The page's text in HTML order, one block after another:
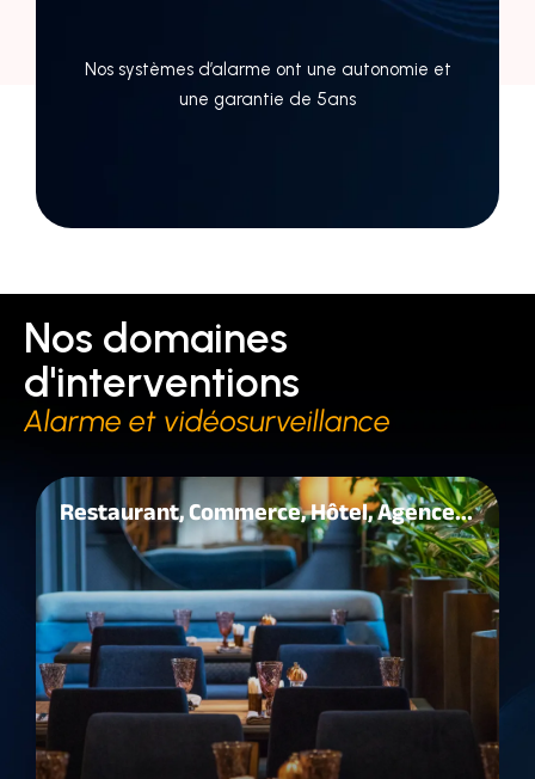
Nos systèmes d’alarme ont une autonomie et
une garantie de 5ans
Nos domaines
d'interventions
Alarme et vidéosurveillance
Restaurant, Commerce, Hôtel, Agence...